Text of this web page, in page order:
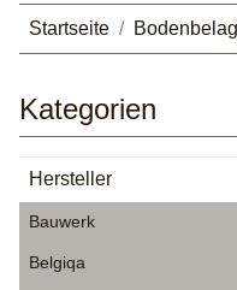
Startseite Bodenbelag
Kategorien
Hersteller
Bauwerk
Belgiqa